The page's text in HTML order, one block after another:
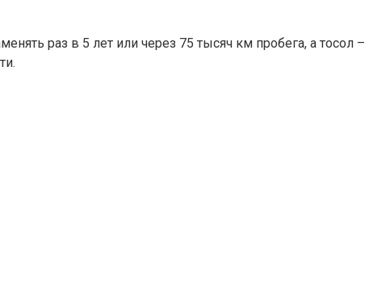
раз в 5 лет или через 75 тысяч км пробега, а тосол –